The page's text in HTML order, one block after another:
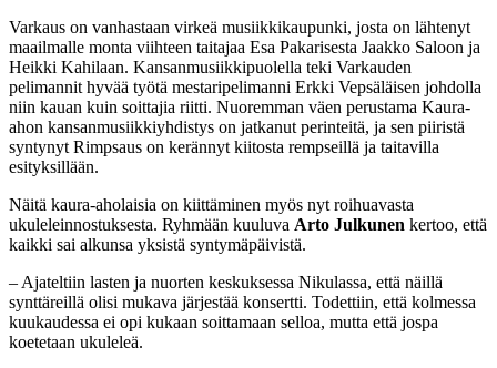
Varkaus on vanhastaan virkeä musiikkikaupunki, josta on lähtenyt
maailmalle monta viihteen taitajaa Esa Pakarisesta Jaakko Saloon ja
Heikki Kahilaan. Kansanmusiikkipuolella teki Varkauden
pelimannit hyvää työtä mestaripelimanni Erkki Vepsäläisen johdolla
niin kauan kuin soittajia riitti. Nuoremman väen perustama Kaura-
ahon kansanmusiikkiyhdistys on jatkanut perinteitä, ja sen piiristä
syntynyt Rimpsaus on kerännyt kiitosta rempseillä ja taitavilla
esityksillään.
Näitä kaura-aholaisia on kiittäminen myös nyt roihuavasta
ukuleleinnostuksesta. Ryhmään kuuluva Arto Julkunen kertoo, että
kaikki sai alkunsa yksistä syntymäpäivistä.
– Ajateltiin lasten ja nuorten keskuksessa Nikulassa, että näillä
synttäreillä olisi mukava järjestää konsertti. Todettiin, että kolmessa
kuukaudessa ei opi kukaan soittamaan selloa, mutta että jospa
koetetaan ukuleleä.